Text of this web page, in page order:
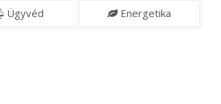
Ügyvéd Energetika